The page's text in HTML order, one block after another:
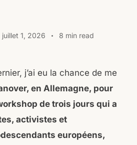
juillet 1, 2026 8 min read
j’ai eu la chance de me
en Allemagne, pour
de trois jours qui a
activistes et
européens,